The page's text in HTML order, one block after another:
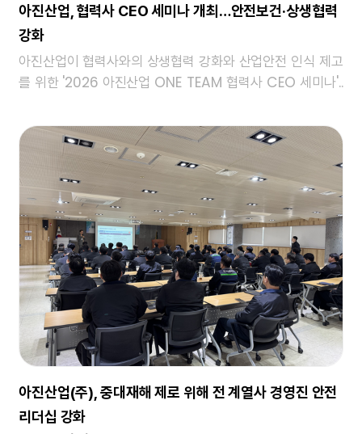
아진산업, 협력사 CEO 세미나 개최…안전보건·상생협력
강화
아진산업이 협력사와의 상생협력 강화와 산업안전 인식 제고
를 위한 '2026 아진산업 ONE TEAM 협력사 CEO 세미나'..
아진산업(주), 중대재해 제로 위해 전 계열사 경영진 안전
리더십 강화